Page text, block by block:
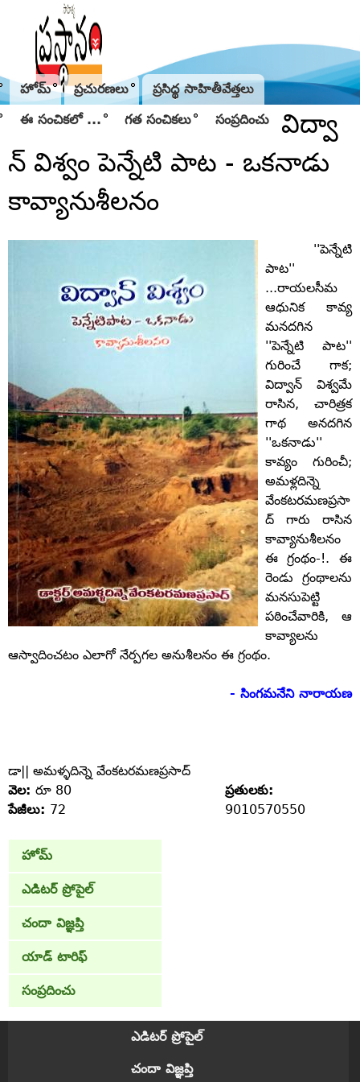
హోమ్ ప్రచురణలు ప్రసిద్థ సాహితీవేత్తలు
ఈ సంచికలో ... గత సంచికలు సంప్రదించు
విద్వా
న్‌ విశ్వం పెన్నేటి పాట - ఒకనాడు
కావ్యానుశీలనం
''పెన్నేటి
పాట''
...రాయలసీమ
ఆధునిక కావ్య
మనదగిన
''పెన్నేటి పాట''
గురించే గాక;
విద్వాన్‌ విశ్వమే
రాసిన, చారిత్రక
గాథ అనదగిన
''ఒకనాడు''
కావ్యం గురించీ;
అమళ్లదిన్నె
వేంకటరమణప్రసా
ద్‌ గారు రాసిన
కావ్యానుశీలనం
ఈ గ్రంథం-!. ఈ
రెండు గ్రంథాలను
మనసుపెట్టి
పఠించేవారికి, ఆ
కావ్యాలను
ఆస్వాదించటం ఎలాగో నేర్పగల అనుశీలనం ఈ గ్రంథం.
- సింగమనేని నారాయణ
డా|| అమళ్ళదిన్నె వేంకటరమణప్రసాద్‌
వెల: రూ 80
పేజీలు: 72
ప్రతులకు:
9010570550
హోమ్
ఎడిటర్ ప్రోపైల్
చందా విజ్ఞప్తి
యాడ్ టారిఫ్
సంప్రదించు
ఎడిటర్ ప్రోపైల్
చందా విజ్ఞప్తి